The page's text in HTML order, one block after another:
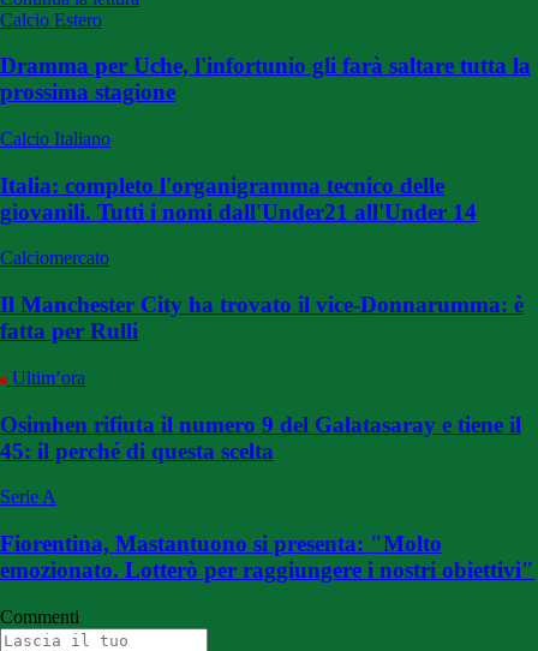
Calcio Estero
Dramma per Uche, l'infortunio gli farà saltare tutta la
prossima stagione
Calcio Italiano
Italia: completo l'organigramma tecnico delle
giovanili. Tutti i nomi dall'Under21 all'Under 14
Calciomercato
Il Manchester City ha trovato il vice-Donnarumma: è
fatta per Rulli
Ultim’ora
Osimhen rifiuta il numero 9 del Galatasaray e tiene il
45: il perché di questa scelta
Serie A
Fiorentina, Mastantuono si presenta: "Molto
emozionato. Lotterò per raggiungere i nostri obiettivi"
Commenti